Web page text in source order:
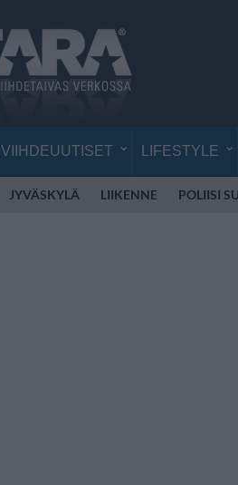
VIIHDEUUTISET LIFESTYLE
JYVÄSKYLÄ LIIKENNE POLIISI